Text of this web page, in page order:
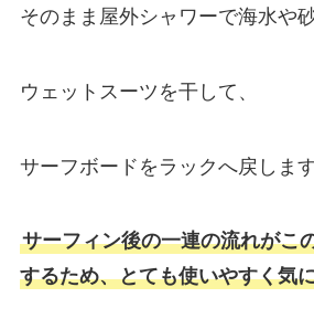
そのまま屋外シャワーで海水や
ウェットスーツを干して、
サーフボードをラックへ戻します
サーフィン後の一連の流れがこ
するため、とても使いやすく気